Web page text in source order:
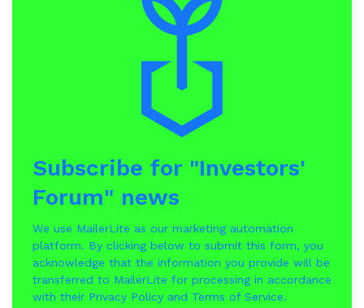
Subscribe for "Investors'
Forum" news
We use MailerLite as our marketing automation
platform. By clicking below to submit this form, you
acknowledge that the information you provide will be
transferred to MailerLite for processing in accordance
with their Privacy Policy and Terms of Service.